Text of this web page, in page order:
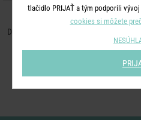
BAMBOO
Dóza na maslo so skleneným vekom
tlačidlo PRIJAŤ a tým podporili
cookies si môžete